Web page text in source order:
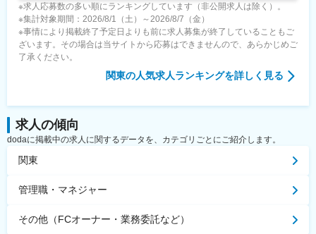
変更の範囲：会社の定める業務
※求人応募数の多い順にランキングしています（非公開求人は除く）。
※集計対象期間：2026/8/1（土）～2026/8/7（金）
※事情により掲載終了予定日よりも前に求人募集が終了していることもご
ざいます。その場合は当サイトから応募はできませんので、あらかじめご
了承ください。
関東の人気求人ランキングを詳しく見る
求人の傾向
dodaに掲載中の求人に関するデータを、カテゴリごとにご紹介します。
関東
管理職・マネジャー
その他（FCオーナー・業務委託など）